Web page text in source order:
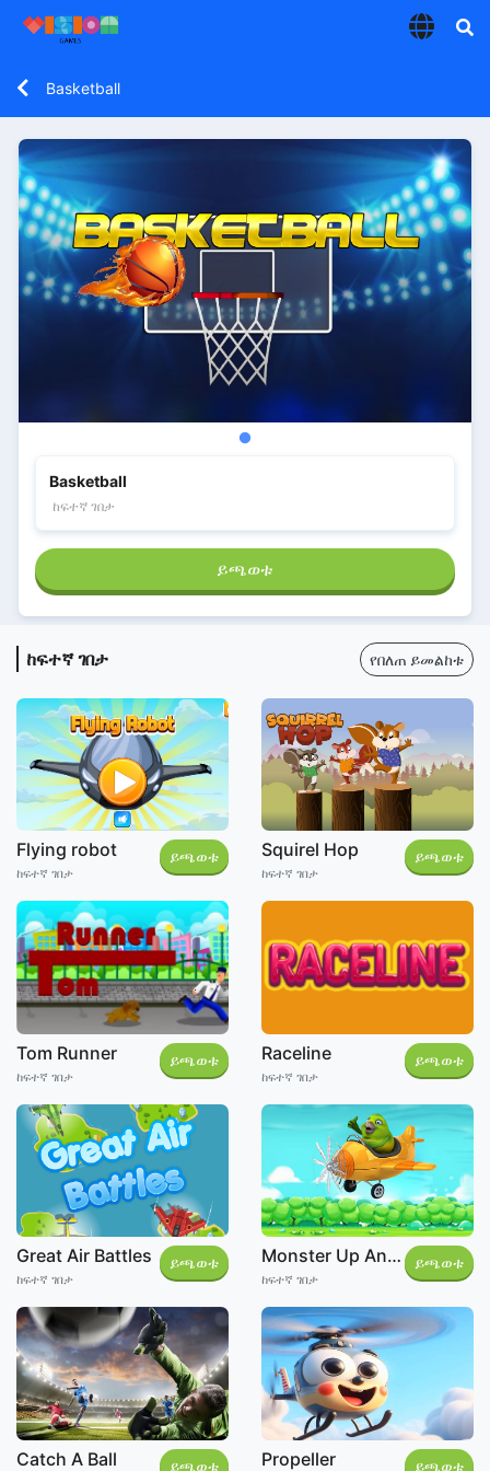
Basketball
Basketball
ከፍተኛ ገበታ
ይጫወቱ
ከፍተኛ ገበታ የበለጠ ይመልከቱ
Flying robot
ከፍተኛ ገበታ
ይጫወቱ Squirel Hop
ከፍተኛ ገበታ
ይጫወቱ
Tom Runner
ከፍተኛ ገበታ
ይጫወቱ Raceline
ከፍተኛ ገበታ
ይጫወቱ
Great Air Battles
ከፍተኛ ገበታ
ይጫወቱ Monster Up And Down
ከፍተኛ ገበታ
ይጫወቱ
Catch A Ball ይጫወቱ Propeller ይጫወቱ